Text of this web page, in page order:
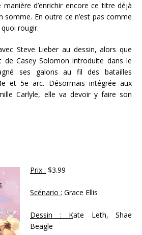
d’enrichir encore ce titre déjà
somme. En outre ce n’est pas comme
rougir.
Steve Lieber au dessin, alors que
de Casey Solomon introduite dans le
ses galons au fil des batailles
et 5e arc. Désormais intégrée aux
Carlyle, elle va devoir y faire son
Prix : $3.99
Scénario : Grace Ellis
Dessin : Kate Leth, Shae
Beagle